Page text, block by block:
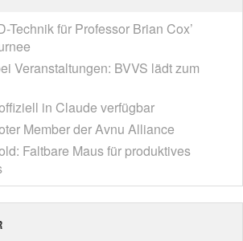
Technik für Professor Brian Cox’
Veranstaltungen: BVVS lädt zum
in Claude verfügbar
Member der Avnu Alliance
Faltbare Maus für produktives